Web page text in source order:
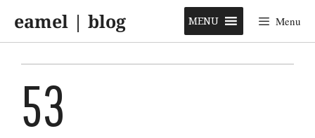
content
eamel | blog Menu
MENU
53